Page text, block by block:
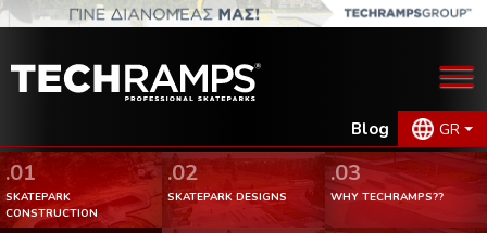
Blog GR
.01
SKATEPARK
CONSTRUCTION
.02
SKATEPARK DESIGNS
.03
WHY TECHRAMPS??